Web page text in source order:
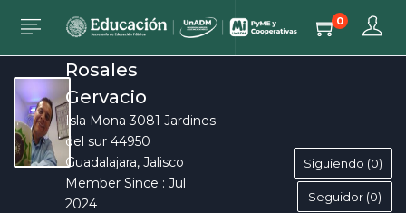
0
Elías Humberto
Rosales
Gervacio
Isla Mona 3081 Jardines
del sur 44950
Guadalajara, Jalisco
Member Since : Jul
2024
Siguiendo (0)
Seguidor (0)